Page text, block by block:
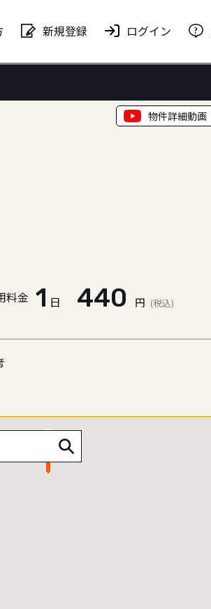
新規登録 ログイン
物件詳細動画
料金 1 日 440 円 (税込)